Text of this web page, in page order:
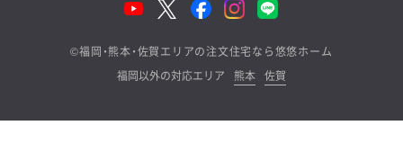
©福岡・熊本・佐賀エリアの注文住宅なら悠悠ホーム
福岡以外の対応エリア
熊本 佐賀